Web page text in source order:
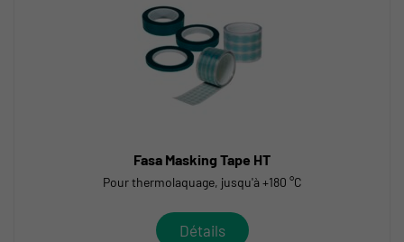
Fasa Masking Tape HT
Pour thermolaquage, jusqu'à +180 °C
Détails